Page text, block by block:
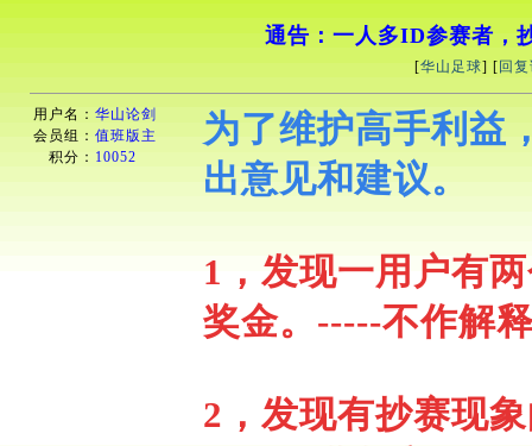
通告：一人多ID参赛者，
[华山足球] [ 回
用户名： 华山论剑
会员组： 值班版主
积分： 10052
为了维护高手利益
出意见和建议。
1， 发现一用户有
奖金。-----不作解
2，发现有抄赛现